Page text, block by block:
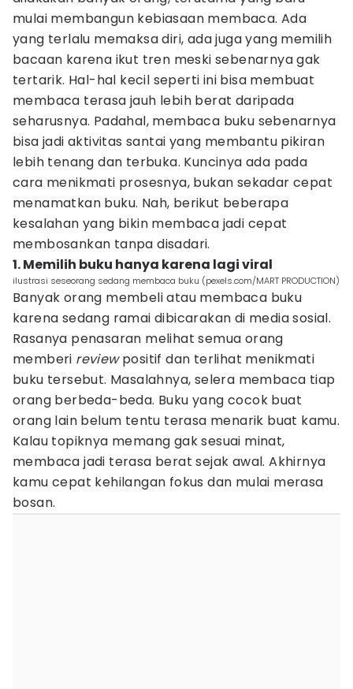
mulai membangun kebiasaan membaca. Ada
yang terlalu memaksa diri, ada juga yang memilih
bacaan karena ikut tren meski sebenarnya gak
tertarik. Hal-hal kecil seperti ini bisa membuat
membaca terasa jauh lebih berat daripada
seharusnya. Padahal, membaca buku sebenarnya
bisa jadi aktivitas santai yang membantu pikiran
lebih tenang dan terbuka. Kuncinya ada pada
cara menikmati prosesnya, bukan sekadar cepat
menamatkan buku. Nah, berikut beberapa
kesalahan yang bikin membaca jadi cepat
membosankan tanpa disadari.
1. Memilih buku hanya karena lagi viral
ilustrasi seseorang sedang membaca buku (pexels.com/MART PRODUCTION)
Banyak orang membeli atau membaca buku
karena sedang ramai dibicarakan di media sosial.
Rasanya penasaran melihat semua orang
memberi reviewpositif dan terlihat menikmati
buku tersebut. Masalahnya, selera membaca tiap
orang berbeda-beda. Buku yang cocok buat
orang lain belum tentu terasa menarik buat kamu.
Kalau topiknya memang gak sesuai minat,
membaca jadi terasa berat sejak awal. Akhirnya
kamu cepat kehilangan fokus dan mulai merasa
bosan.